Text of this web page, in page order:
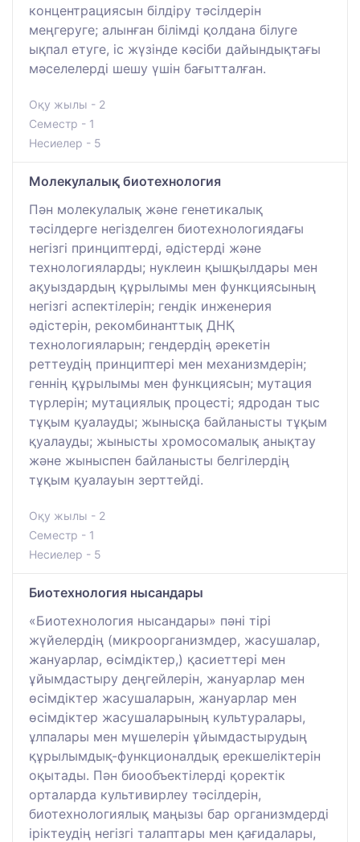
концентрациясын білдіру тәсілдерін
меңгеруге; алынған білімді қолдана білуге
ықпал етуге, іс жүзінде кәсіби дайындықтағы
мәселелерді шешу үшін бағытталған.
Оқу жылы - 2
Семестр - 1
Несиелер - 5
Молекулалық биотехнология
Пән молекулалық және генетикалық
тәсілдерге негізделген биотехнологиядағы
негізгі принциптерді, әдістерді және
технологияларды; нуклеин қышқылдары мен
ақуыздардың құрылымы мен функциясының
негізгі аспектілерін; гендік инженерия
әдістерін, рекомбинанттық ДНҚ
технологияларын; гендердің әрекетін
реттеудің принциптері мен механизмдерін;
геннің құрылымы мен функциясын; мутация
түрлерін; мутациялық процесті; ядродан тыс
тұқым қуалауды; жынысқа байланысты тұқым
қуалауды; жынысты хромосомалық анықтау
және жыныспен байланысты белгілердің
тұқым қуалауын зерттейді.
Оқу жылы - 2
Семестр - 1
Несиелер - 5
Биотехнология нысандары
«Биотехнология нысандары» пәні тірі
жүйелердің (микроорганизмдер, жасушалар,
жануарлар, өсімдіктер,) қасиеттері мен
ұйымдастыру деңгейлерін, жануарлар мен
өсімдіктер жасушаларын, жануарлар мен
өсімдіктер жасушаларының культуралары,
ұлпалары мен мүшелерін ұйымдастырудың
құрылымдық-функционалдық ерекшеліктерін
оқытады. Пән биообъектілерді қоректік
орталарда культивирлеу тәсілдерін,
биотехнологиялық маңызы бар организмдерді
іріктеудің негізгі талаптары мен қағидалары,